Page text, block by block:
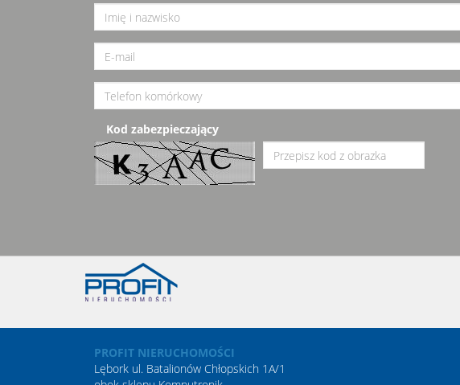
Kod zabezpieczający
PROFIT NIERUCHOMOŚCI
Lębork ul. Batalionów Chłopskich 1A/1